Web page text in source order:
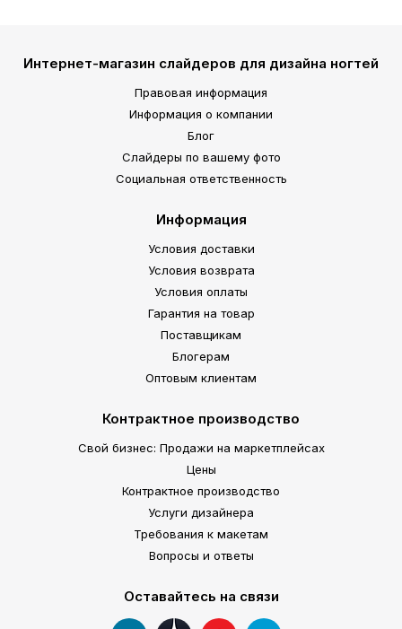
Интернет-магазин слайдеров для дизайна ногтей
Правовая информация
Информация о компании
Блог
Слайдеры по вашему фото
Социальная ответственность
Информация
Условия доставки
Условия возврата
Условия оплаты
Гарантия на товар
Поставщикам
Блогерам
Оптовым клиентам
Контрактное производство
Свой бизнес: Продажи на маркетплейсах
Цены
Контрактное производство
Услуги дизайнера
Требования к макетам
Вопросы и ответы
Оставайтесь на связи